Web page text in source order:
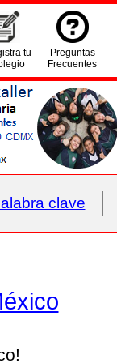
tu
Preguntas
Frecuentes
clave